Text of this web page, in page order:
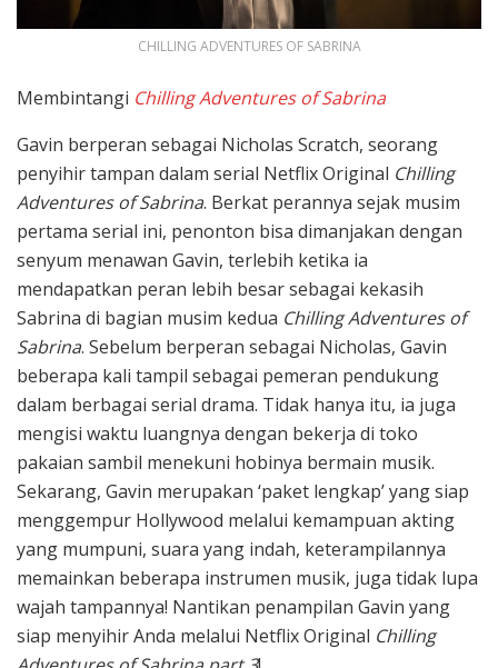
CHILLING ADVENTURES OF SABRINA
Membintangi Chilling Adventures of Sabrina
Gavin berperan sebagai Nicholas Scratch, seorang
penyihir tampan dalam serial Netflix Original Chilling
Adventures of Sabrina. Berkat perannya sejak musim
pertama serial ini, penonton bisa dimanjakan dengan
senyum menawan Gavin, terlebih ketika ia
mendapatkan peran lebih besar sebagai kekasih
Sabrina di bagian musim kedua Chilling Adventures of
Sabrina. Sebelum berperan sebagai Nicholas, Gavin
beberapa kali tampil sebagai pemeran pendukung
dalam berbagai serial drama. Tidak hanya itu, ia juga
mengisi waktu luangnya dengan bekerja di toko
pakaian sambil menekuni hobinya bermain musik.
Sekarang, Gavin merupakan ‘paket lengkap’ yang siap
menggempur Hollywood melalui kemampuan akting
yang mumpuni, suara yang indah, keterampilannya
memainkan beberapa instrumen musik, juga tidak lupa
wajah tampannya! Nantikan penampilan Gavin yang
siap menyihir Anda melalui Netflix Original Chilling